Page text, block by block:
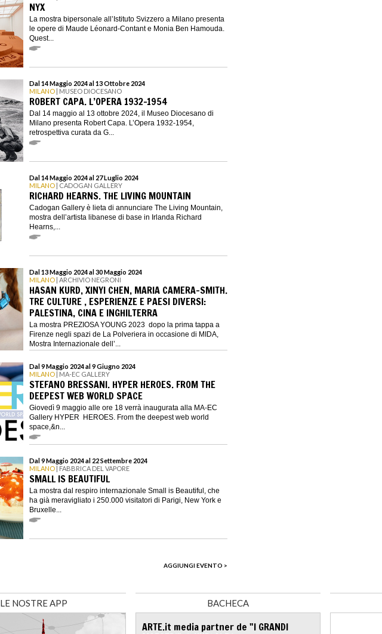
NYX
La mostra bipersonale all’Istituto Svizzero a Milano presenta
le opere di Maude Léonard-Contant e Monia Ben Hamouda.
Quest...
Dal 14 Maggio 2024 al 13 Ottobre 2024
MILANO | MUSEO DIOCESANO
ROBERT CAPA. L’OPERA 1932-1954
Dal 14 maggio al 13 ottobre 2024, il Museo Diocesano di
Milano presenta Robert Capa. L’Opera 1932-1954,
retrospettiva curata da G...
Dal 14 Maggio 2024 al 27 Luglio 2024
MILANO | CADOGAN GALLERY
RICHARD HEARNS. THE LIVING MOUNTAIN
Cadogan Gallery è lieta di annunciare The Living Mountain,
mostra dell’artista libanese di base in Irlanda Richard
Hearns,...
Dal 13 Maggio 2024 al 30 Maggio 2024
MILANO | ARCHIVIO NEGRONI
HASAN KURD, XINYI CHEN, MARIA CAMERA-SMITH.
TRE CULTURE , ESPERIENZE E PAESI DIVERSI:
PALESTINA, CINA E INGHILTERRA
La mostra PREZIOSA YOUNG 2023 dopo la prima tappa a
Firenze negli spazi de La Polveriera in occasione di MIDA,
Mostra Internazionale dell’...
Dal 9 Maggio 2024 al 9 Giugno 2024
MILANO | MA-EC GALLERY
STEFANO BRESSANI. HYPER HEROES. FROM THE
DEEPEST WEB WORLD SPACE
Giovedì 9 maggio alle ore 18 verrà inaugurata alla MA-EC
Gallery HYPER HEROES. From the deepest web world
space,&n...
Dal 9 Maggio 2024 al 22 Settembre 2024
MILANO | FABBRICA DEL VAPORE
SMALL IS BEAUTIFUL
La mostra dal respiro internazionale Small is Beautiful, che
ha già meravigliato i 250.000 visitatori di Parigi, New York e
Bruxelle...
AGGIUNGI EVENTO >
LE NOSTRE APP BACHECA
ARTE.it media partner de "I GRANDI